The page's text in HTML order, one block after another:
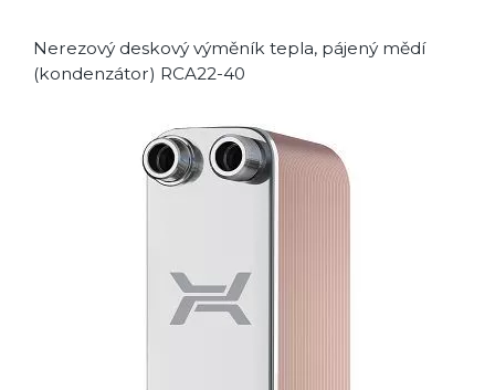
Nerezový deskový výměník tepla, pájený mědí
(kondenzátor) RCA22-40